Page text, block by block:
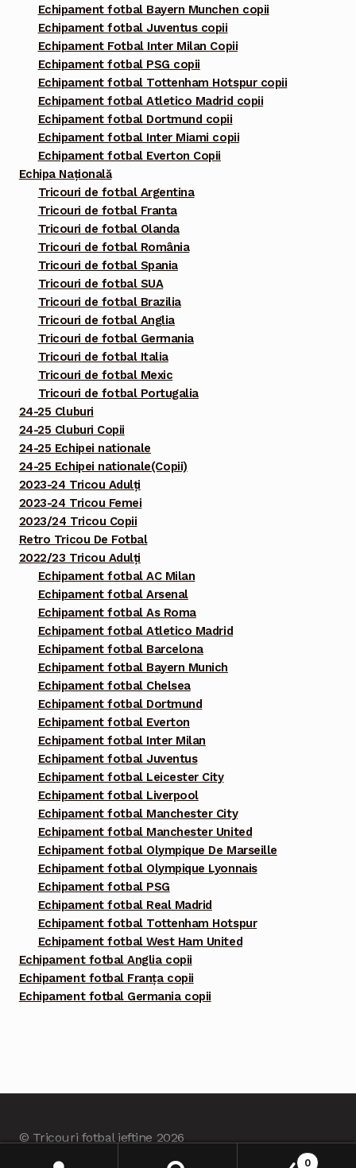
Echipament fotbal Bayern Munchen copii
Echipament fotbal Juventus copii
Echipament Fotbal Inter Milan Copii
Echipament fotbal PSG copii
Echipament fotbal Tottenham Hotspur copii
Echipament fotbal Atletico Madrid copii
Echipament fotbal Dortmund copii
Echipament fotbal Inter Miami copii
Echipament fotbal Everton Copii
Echipa Națională
Tricouri de fotbal Argentina
Tricouri de fotbal Franta
Tricouri de fotbal Olanda
Tricouri de fotbal România
Tricouri de fotbal Spania
Tricouri de fotbal SUA
Tricouri de fotbal Brazilia
Tricouri de fotbal Anglia
Tricouri de fotbal Germania
Tricouri de fotbal Italia
Tricouri de fotbal Mexic
Tricouri de fotbal Portugalia
24-25 Cluburi
24-25 Cluburi Copii
24-25 Echipei nationale
24-25 Echipei nationale(Copii)
2023-24 Tricou Adulți
2023-24 Tricou Femei
2023/24 Tricou Copii
Retro Tricou De Fotbal
2022/23 Tricou Adulți
Echipament fotbal AC Milan
Echipament fotbal Arsenal
Echipament fotbal As Roma
Echipament fotbal Atletico Madrid
Echipament fotbal Barcelona
Echipament fotbal Bayern Munich
Echipament fotbal Chelsea
Echipament fotbal Dortmund
Echipament fotbal Everton
Echipament fotbal Inter Milan
Echipament fotbal Juventus
Echipament fotbal Leicester City
Echipament fotbal Liverpool
Echipament fotbal Manchester City
Echipament fotbal Manchester United
Echipament fotbal Olympique De Marseille
Echipament fotbal Olympique Lyonnais
Echipament fotbal PSG
Echipament fotbal Real Madrid
Echipament fotbal Tottenham Hotspur
Echipament fotbal West Ham United
Echipament fotbal Anglia copii
Echipament fotbal Franța copii
Echipament fotbal Germania copii
© Tricouri fotbal ieftine 2026
0